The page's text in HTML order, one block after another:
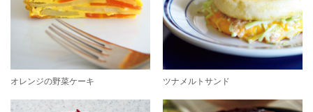
オレンジの野菜ケーキ ツナメルトサンド